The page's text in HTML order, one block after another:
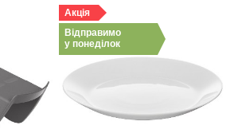
Акція
Відправимо
у понеділок